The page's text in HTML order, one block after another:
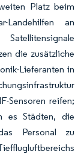
Platz beim
Landehilfen an
die zusätzliche
Lieferanten in
Sensoren reifen;
es Städten, die
Personal zu